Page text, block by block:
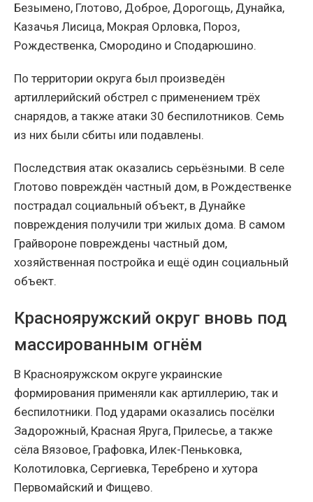
Безымено, Глотово, Доброе, Дорогощь, Дунайка,
Казачья Лисица, Мокрая Орловка, Пороз,
Рождественка, Смородино и Сподарюшино.
По территории округа был произведён
артиллерийский обстрел с применением трёх
снарядов, а также атаки 30 беспилотников. Семь
из них были сбиты или подавлены.
Последствия атак оказались серьёзными. В селе
Глотово повреждён частный дом, в Рождественке
пострадал социальный объект, в Дунайке
повреждения получили три жилых дома. В самом
Грайвороне повреждены частный дом,
хозяйственная постройка и ещё один социальный
объект.
Краснояружский округ вновь под
массированным огнём
В Краснояружском округе украинские
формирования применяли как артиллерию, так и
беспилотники. Под ударами оказались посёлки
Задорожный, Красная Яруга, Прилесье, а также
сёла Вязовое, Графовка, Илек-Пеньковка,
Колотиловка, Сергиевка, Теребрено и хутора
Первомайский и Фищево.